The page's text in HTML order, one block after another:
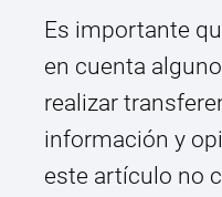
Es importante
en cuenta
realizar
información y
este artículo no